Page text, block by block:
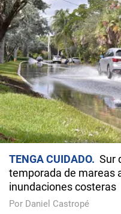
TENGA CUIDADO
Sur
temporada de mareas
inundaciones costeras
Por Daniel Castropé